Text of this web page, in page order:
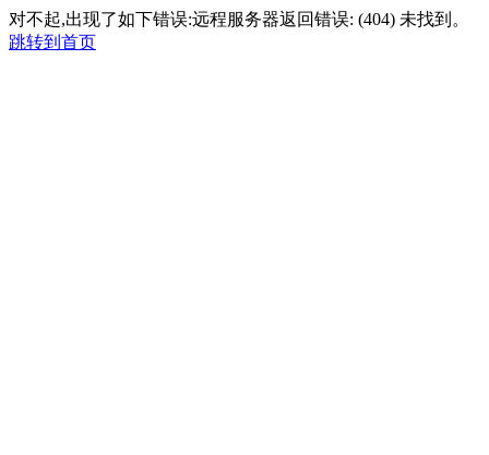
对不起,出现了如下错误:远程服务器返回错误: (404) 未找到。
跳转到首页